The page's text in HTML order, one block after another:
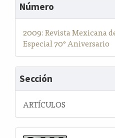
Número
2009: Revista Mexicana
Especial 70° Aniversario
Sección
ARTÍCULOS